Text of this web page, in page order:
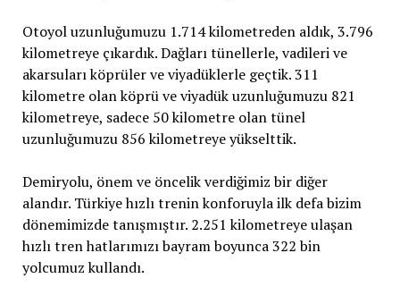
Otoyol uzunluğumuzu 1.714 kilometreden aldık, 3.796
kilometreye çıkardık. Dağları tünellerle, vadileri ve
akarsuları köprüler ve viyadüklerle geçtik. 311
kilometre olan köprü ve viyadük uzunluğumuzu 821
kilometreye, sadece 50 kilometre olan tünel
uzunluğumuzu 856 kilometreye yükselttik.
Demiryolu, önem ve öncelik verdiğimiz bir diğer
alandır. Türkiye hızlı trenin konforuyla ilk defa bizim
dönemimizde tanışmıştır. 2.251 kilometreye ulaşan
hızlı tren hatlarımızı bayram boyunca 322 bin
yolcumuz kullandı.